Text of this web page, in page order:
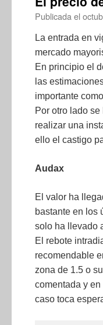
Publicada el
La entrada en
mercado
En principio el
las
importante
Por otro lado
realizar una
ello el castigo
Audax
El valor ha
bastante en los
solo ha llevado
El rebote
recomendable
zona de 1.5 o
comentada y
caso toca